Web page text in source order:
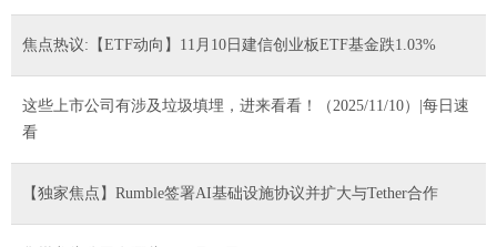
焦点热议:【ETF动向】11月10日建信创业板ETF基金跌1.03%
这些上市公司有涉及垃圾填埋，进来看看！（2025/11/10）|每日速
看
【独家焦点】Rumble签署AI基础设施协议并扩大与Tether合作